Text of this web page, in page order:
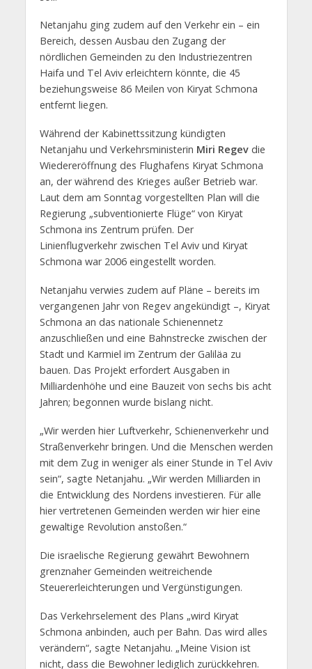
Netanjahu ging zudem auf den Verkehr ein – ein
Bereich, dessen Ausbau den Zugang der
nördlichen Gemeinden zu den Industriezentren
Haifa und Tel Aviv erleichtern könnte, die 45
beziehungsweise 86 Meilen von Kiryat Schmona
entfernt liegen.
Während der Kabinettssitzung kündigten
Netanjahu und Verkehrsministerin Miri Regevdie
Wiedereröffnung des Flughafens Kiryat Schmona
an, der während des Krieges außer Betrieb war.
Laut dem am Sonntag vorgestellten Plan will die
Regierung „subventionierte Flüge“ von Kiryat
Schmona ins Zentrum prüfen. Der
Linienflugverkehr zwischen Tel Aviv und Kiryat
Schmona war 2006 eingestellt worden.
Netanjahu verwies zudem auf Pläne – bereits im
vergangenen Jahr von Regev angekündigt –, Kiryat
Schmona an das nationale Schienennetz
anzuschließen und eine Bahnstrecke zwischen der
Stadt und Karmiel im Zentrum der Galiläa zu
bauen. Das Projekt erfordert Ausgaben in
Milliardenhöhe und eine Bauzeit von sechs bis acht
Jahren; begonnen wurde bislang nicht.
„Wir werden hier Luftverkehr, Schienenverkehr und
Straßenverkehr bringen. Und die Menschen werden
mit dem Zug in weniger als einer Stunde in Tel Aviv
sein“, sagte Netanjahu. „Wir werden Milliarden in
die Entwicklung des Nordens investieren. Für alle
hier vertretenen Gemeinden werden wir hier eine
gewaltige Revolution anstoßen.“
Die israelische Regierung gewährt Bewohnern
grenznaher Gemeinden weitreichende
Steuererleichterungen und Vergünstigungen.
Das Verkehrselement des Plans „wird Kiryat
Schmona anbinden, auch per Bahn. Das wird alles
verändern“, sagte Netanjahu. „Meine Vision ist
nicht, dass die Bewohner lediglich zurückkehren.